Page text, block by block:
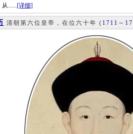
......[详细]
清朝第六位皇帝，在位六十年 ( 1711 ～